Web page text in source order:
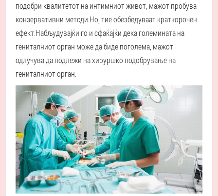
подобри квалитетот на интимниот живот, мажот пробува
конзервативни методи.Но, тие обезбедуваат краткорочен
ефект.Набљудувајќи го и сфаќајќи дека големината на
гениталниот орган може да биде поголема, мажот
одлучува да подлежи на хируршко подобрување на
гениталниот орган.